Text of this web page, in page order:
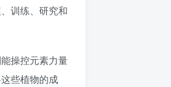
训练、研究和
操控元素力量
些植物的成